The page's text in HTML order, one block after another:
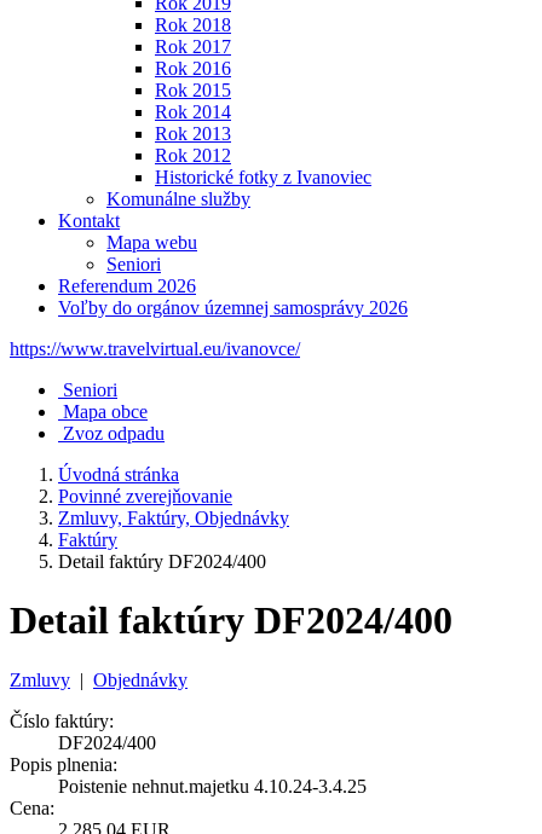
Rok 2018
Rok 2017
Rok 2016
Rok 2015
Rok 2014
Rok 2013
Rok 2012
Historické fotky z Ivanoviec
Komunálne služby
Kontakt
Mapa webu
Seniori
Referendum 2026
Voľby do orgánov územnej samosprávy 2026
https://www.travelvirtual.eu/ivanovce/
Seniori
Mapa obce
Zvoz odpadu
Úvodná stránka
Povinné zverejňovanie
Zmluvy, Faktúry, Objednávky
Faktúry
Detail faktúry DF2024/400
Detail faktúry DF2024/400
Zmluvy | Objednávky
Číslo faktúry:
DF2024/400
Popis plnenia:
Poistenie nehnut.majetku 4.10.24-3.4.25
Cena:
2 285,04 EUR